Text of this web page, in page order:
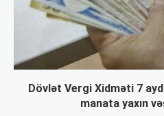
Dövlət Vergi Xidməti 7
manata yaxın